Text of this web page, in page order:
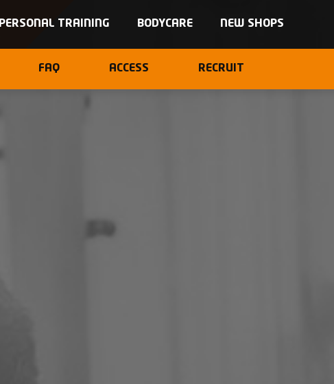
PERSONAL TRAINING BODYCARE NEW SHOPS
FAQ ACCESS RECRUIT